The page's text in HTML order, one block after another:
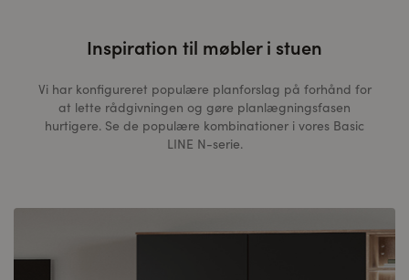
Inspiration til møbler i stuen
Vi har konfigureret populære planforslag på forhånd for
at lette rådgivningen og gøre planlægningsfasen
hurtigere. Se de populære kombinationer i vores Basic
LINE N-serie.